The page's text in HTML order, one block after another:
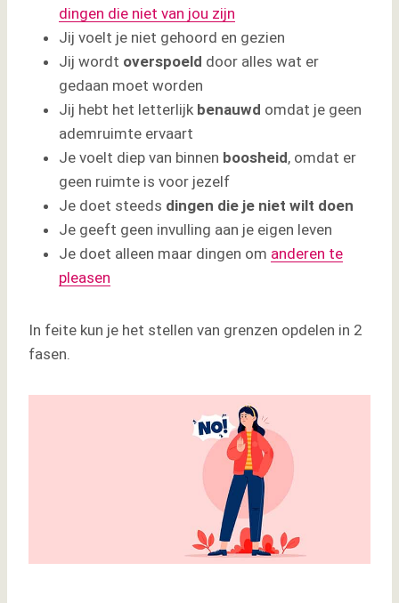
dingen die niet van jou zijn
Jij voelt je niet gehoord en gezien
Jij wordt overspoeld door alles wat er
gedaan moet worden
Jij hebt het letterlijk benauwd omdat je geen
ademruimte ervaart
Je voelt diep van binnen boosheid, omdat er
geen ruimte is voor jezelf
Je doet steeds dingen die je niet wilt doen
Je geeft geen invulling aan je eigen leven
Je doet alleen maar dingen om anderen te
pleasen
In feite kun je het stellen van grenzen opdelen in 2
fasen.